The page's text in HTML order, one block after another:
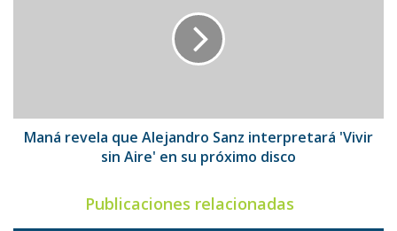
Aire'
enManá revela que Alejandro Sanz interpretará 'Vivir
sin Aire' en su próximo disco
Publicaciones relacionadas